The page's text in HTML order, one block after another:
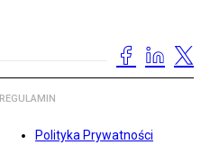
REGULAMIN
Polityka Prywatności